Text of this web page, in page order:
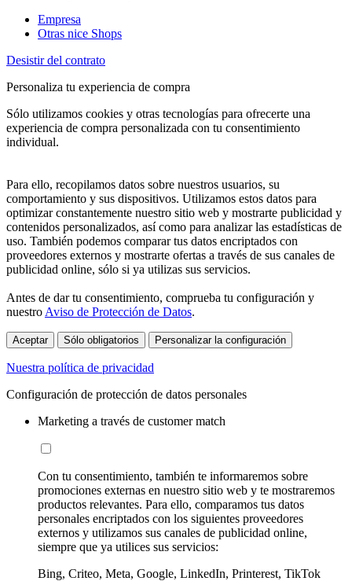
Empresa
Otras nice Shops
Desistir del contrato
Personaliza tu experiencia de compra
Sólo utilizamos cookies y otras tecnologías para ofrecerte una
experiencia de compra personalizada con tu consentimiento
individual.
Para ello, recopilamos datos sobre nuestros usuarios, su
comportamiento y sus dispositivos. Utilizamos estos datos para
optimizar constantemente nuestro sitio web y mostrarte publicidad y
contenidos personalizados, así como para analizar las estadísticas de
uso. También podemos comparar tus datos encriptados con
proveedores externos y mostrarte ofertas a través de sus canales de
publicidad online, sólo si ya utilizas sus servicios.
Antes de dar tu consentimiento, comprueba tu configuración y
nuestro Aviso de Protección de Datos.
Aceptar Sólo obligatorios Personalizar la configuración
Nuestra política de privacidad
Configuración de protección de datos personales
Marketing a través de customer match
Con tu consentimiento, también te informaremos sobre
promociones externas en nuestro sitio web y te mostraremos
productos relevantes. Para ello, comparamos tus datos
personales encriptados con los siguientes proveedores
externos y utilizamos sus canales de publicidad online,
siempre que ya utilices sus servicios:
Bing, Criteo, Meta, Google, LinkedIn, Printerest, TikTok